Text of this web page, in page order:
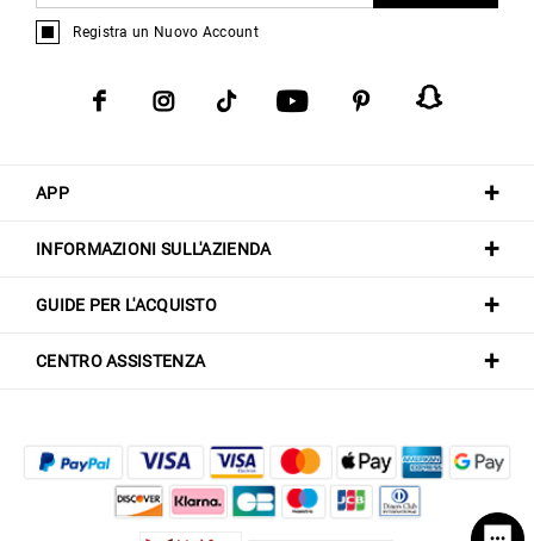
APP
INFORMAZIONI SULL'AZIENDA
GUIDE PER L'ACQUISTO
CENTRO ASSISTENZA
Registra un Nuovo Account